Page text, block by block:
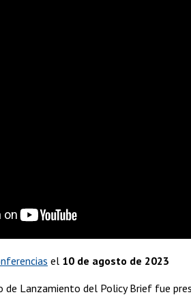
el 10 de agosto de 2023
de Lanzamiento del Policy Brief fue